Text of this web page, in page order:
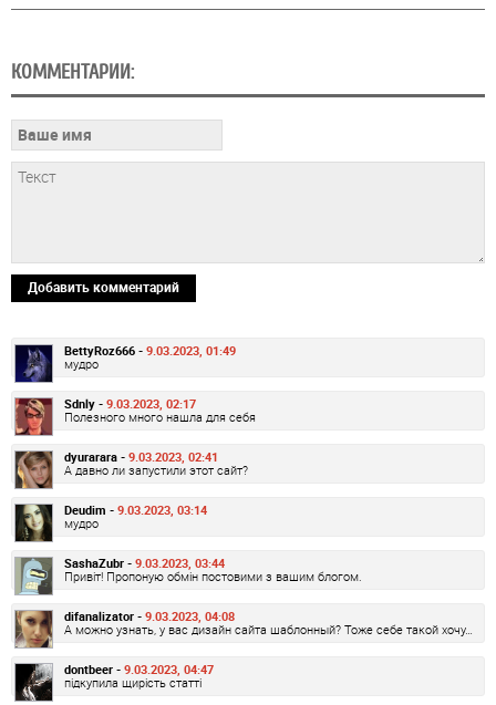
КОММЕНТАРИИ:
Добавить комментарий
BettyRoz666 - 9.03.2023, 01:49
мудро
Sdnly - 9.03.2023, 02:17
Полезного много нашла для себя
dyurarara - 9.03.2023, 02:41
А давно ли запустили этот сайт?
Deudim - 9.03.2023, 03:14
мудро
SashaZubr - 9.03.2023, 03:44
Привіт! Пропоную обмін постовими з вашим блогом.
difanalizator - 9.03.2023, 04:08
А можно узнать, у вас дизайн сайта шаблонный? Тоже себе такой хочу…
dontbeer - 9.03.2023, 04:47
підкупила щирість статті